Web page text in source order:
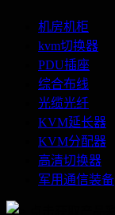
机房机柜
kvm切换器
PDU插座
综合布线
光缆光纤
KVM延长器
KVM分配器
高清切换器
军用通信装备